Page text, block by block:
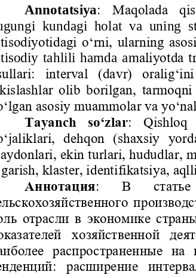
Annotatsiya:  Maqolada
kundagi  holat  va  uning
o‘rni, ularning
tahlili hamda  amaliyotda
interval  (davr)
olib borilgan,
asosiy muammolar va
Tayanch  so‘zlar:  Qishloq
dehqon  (shaxsiy
ekin turlari, hududlar,
klaster, identifikatsiya,
Аннотация:   В   статье
отрасли в экономике
хозяйственной
распространенные  на
расширение